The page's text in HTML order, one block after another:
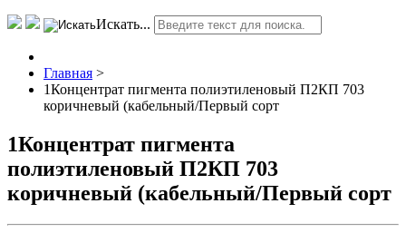
Искать...
Главная >
1Концентрат пигмента полиэтиленовый П2КП 703
коричневый (кабельный/Первый сорт
1Концентрат пигмента
полиэтиленовый П2КП 703
коричневый (кабельный/Первый сорт